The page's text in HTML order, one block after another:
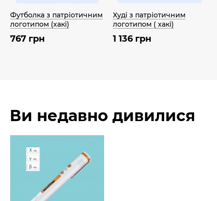
Футболка з патріотичним
логотипом (хакі)
767 грн
Худі з патріотичним
логотипом ( хакі)
1 136 грн
Ви недавно дивилися